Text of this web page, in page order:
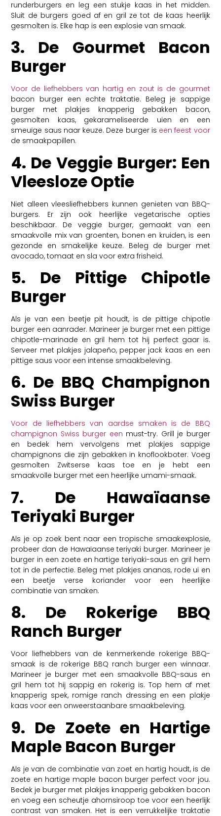
runderburgers en leg een stukje kaas in het midden.
Sluit de burgers goed af en gril ze tot de kaas heerlijk
gesmolten is. Elke hap is een explosie van smaak.
3. De Gourmet Bacon
Burger
Voor de liefhebbers van hartig en zout is de gourmet
bacon burger een echte traktatie. Beleg je sappige
burger met plakjes knapperig gebakken bacon,
gesmolten kaas, gekarameliseerde uien en een
smeuïge saus naar keuze. Deze burger is een feest voor
de smaakpapillen.
4. De Veggie Burger: Een
Vleesloze Optie
Niet alleen vleesliefhebbers kunnen genieten van BBQ-
burgers. Er zijn ook heerlijke vegetarische opties
beschikbaar. De veggie burger, gemaakt van een
smaakvolle mix van groenten, bonen en kruiden, is een
gezonde en smakelijke keuze. Beleg de burger met
avocado, tomaat en sla voor extra frisheid.
5. De Pittige Chipotle
Burger
Als je van een beetje pit houdt, is de pittige chipotle
burger een aanrader. Marineer je burger met een pittige
chipotle-marinade en gril hem tot hij perfect gaar is.
Serveer met plakjes jalapeño, pepper jack kaas en een
pittige saus voor een intense smaakbeleving.
6. De BBQ Champignon
Swiss Burger
Voor de liefhebbers van aardse smaken is de BBQ
champignon Swiss burger een must-try. Grill je burger
en bedek hem vervolgens met plakjes sappige
champignons die zijn gebakken in knoflookboter. Voeg
gesmolten Zwitserse kaas toe en je hebt een
smaakvolle burger met een heerlijke umami-smaak.
7. De Hawaïaanse
Teriyaki Burger
Als je op zoek bent naar een tropische smaakexplosie,
probeer dan de Hawaïaanse teriyaki burger. Marineer je
burger in een zoete en hartige teriyaki-saus en gril hem
tot in de perfectie. Beleg met plakjes ananas, rode ui en
een beetje verse koriander voor een heerlijke
combinatie van smaken.
8. De Rokerige BBQ
Ranch Burger
Voor liefhebbers van de kenmerkende rokerige BBQ-
smaak is de rokerige BBQ ranch burger een winnaar.
Marineer je burger met een smaakvolle BBQ-saus en
gril hem tot hij sappig en rokerig is. Top hem af met
knapperig spek, romige ranch dressing en een plakje
kaas voor een onweerstaanbare smaakbeleving.
9. De Zoete en Hartige
Maple Bacon Burger
Als je van de combinatie van zoet en hartig houdt, is de
zoete en hartige maple bacon burger perfect voor jou.
Bedek je burger met plakjes knapperig gebakken bacon
en voeg een scheutje ahornsiroop toe voor een heerlijk
contrast van smaken. Het is een verrukkelijke traktatie